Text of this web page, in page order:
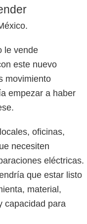
le vende
este nuevo
movimiento
empezar a haber
oficinas,
necesiten
eléctricas.
que estar listo
material,
capacidad para